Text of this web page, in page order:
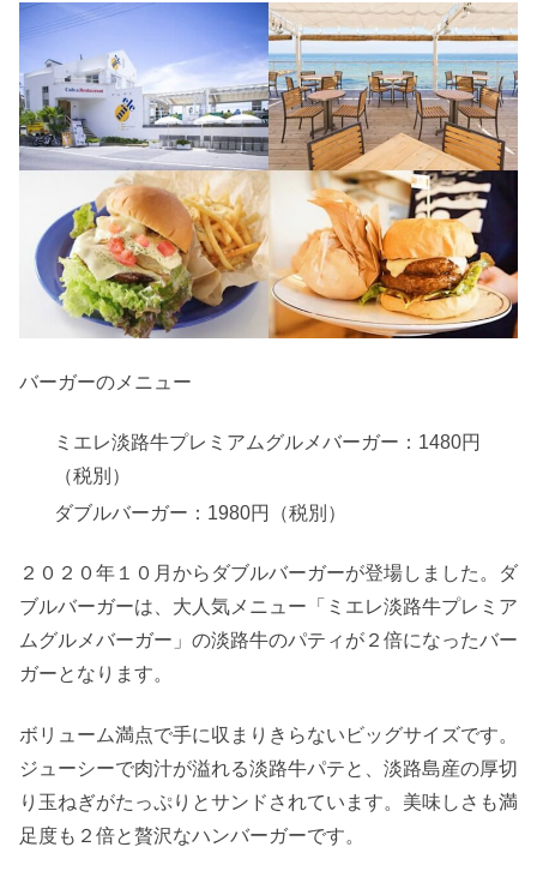
バーガーのメニュー
ミエレ淡路牛プレミアムグルメバーガー：1480円
（税別）
ダブルバーガー：1980円（税別）
２０２０年１０月からダブルバーガーが登場しました。ダ
ブルバーガーは、大人気メニュー「ミエレ淡路牛プレミア
ムグルメバーガー」の淡路牛のパティが２倍になったバー
ガーとなります。
ボリューム満点で手に収まりきらないビッグサイズです。
ジューシーで肉汁が溢れる淡路牛パテと、淡路島産の厚切
り玉ねぎがたっぷりとサンドされています。美味しさも満
足度も２倍と贅沢なハンバーガーです。